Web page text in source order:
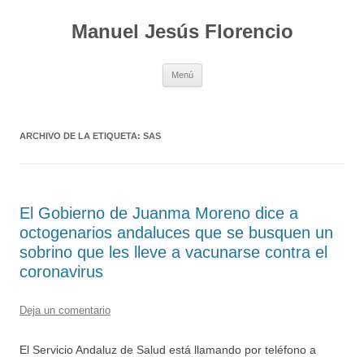
Manuel Jesús Florencio
Menú
ARCHIVO DE LA ETIQUETA: SAS
El Gobierno de Juanma Moreno dice a
octogenarios andaluces que se busquen un
sobrino que les lleve a vacunarse contra el
coronavirus
Deja un comentario
El Servicio Andaluz de Salud está llamando por teléfono a